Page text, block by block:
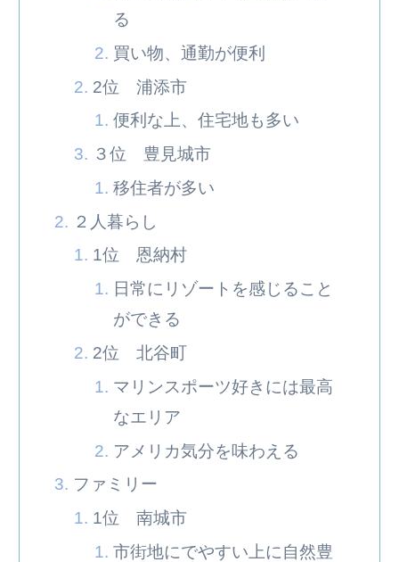
る
買い物、通勤が便利
2位 浦添市
便利な上、住宅地も多い
３位 豊見城市
移住者が多い
２人暮らし
1位 恩納村
日常にリゾートを感じること
ができる
2位 北谷町
マリンスポーツ好きには最高
なエリア
アメリカ気分を味わえる
ファミリー
1位 南城市
市街地にでやすい上に自然豊